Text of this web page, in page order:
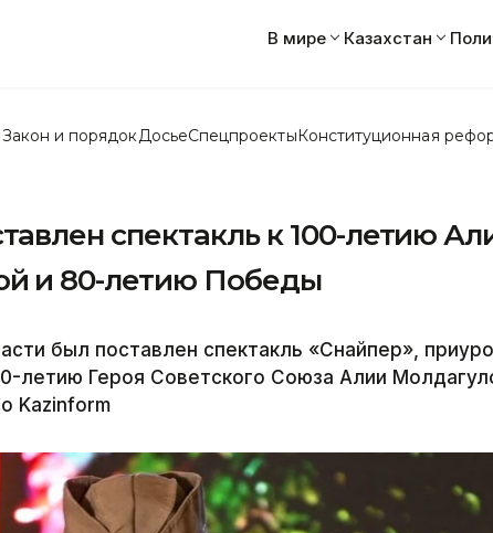
В мире Казахстан
Закон и порядок ДосьеСпецпроектыКонституционная
спектакль к 100-летию
и 80-летию Победы
был поставлен спектакль «Снайпер»,
летию Героя Советского Союза Алии
Kazinform